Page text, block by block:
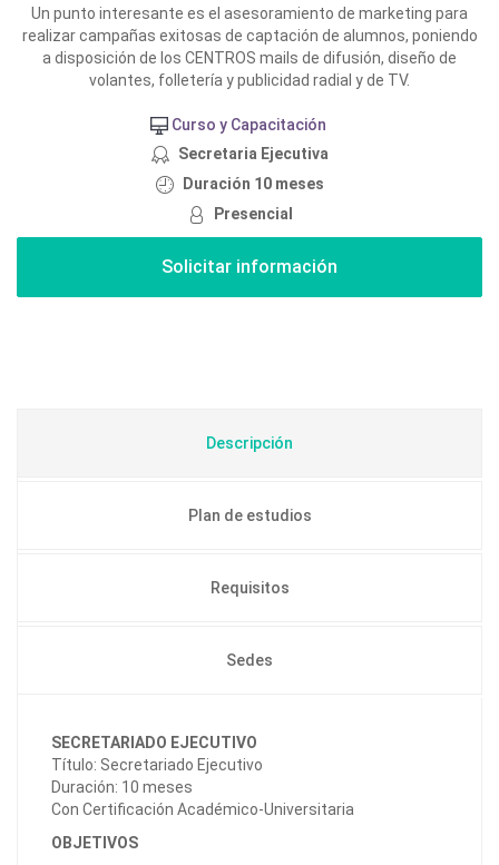
Un punto interesante es el asesoramiento de marketing para
realizar campañas exitosas de captación de alumnos, poniendo
a disposición de los CENTROS mails de difusión, diseño de
volantes, folletería y publicidad radial y de TV.
Curso y Capacitación
Secretaria Ejecutiva
Duración 10 meses
Presencial
Descripción
Plan de estudios
Requisitos
Sedes
SECRETARIADO EJECUTIVO
Título: Secretariado Ejecutivo
Duración: 10 meses
Con Certificación Académico-Universitaria
OBJETIVOS